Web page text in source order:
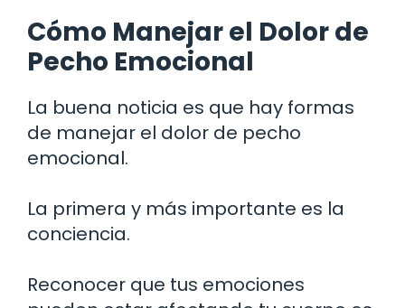
Cómo Manejar el Dolor de
Pecho Emocional
La buena noticia es que hay formas
de manejar el dolor de pecho
emocional.
La primera y más importante es la
conciencia.
Reconocer que tus emociones